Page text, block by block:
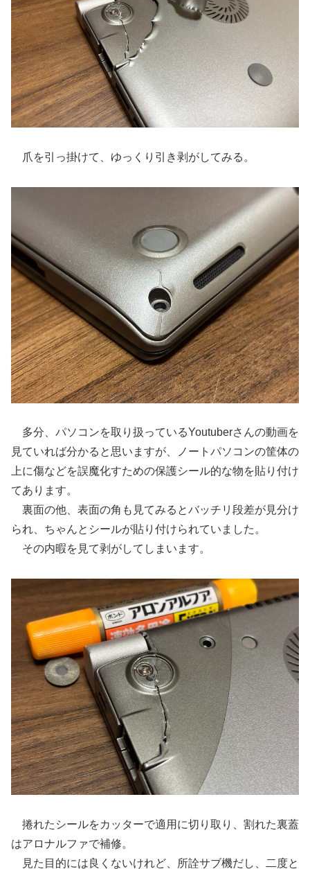
爪を引っ掛けて、ゆっくり引き剥がしてみる。
多分、パソコンを取り扱っているYoutuberさんの動画を
見ていれば分かると思いますが、ノートパソコンの筐体の
上に傷などを誤魔化すための保護シール的な物を貼り付け
てあります。
裏面の他、表面の角も見てみるとバッチリ段差が見分け
られ、ちゃんとシールが貼り付けられていました。
その内暇を見て剥がしてしまいます。
捲れたシールをカッターで適用に切り取り、割れた裏蓋
はアロナルファで補修。
見た目的には良くないけれど、所詮サブ機だし、二度と